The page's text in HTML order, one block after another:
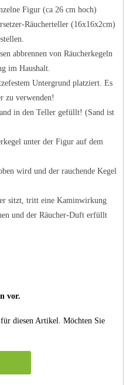
Figur (ca 26 cm hoch)
Räucherteller (16x16x2cm)
abbrennen von Räucherkegeln
im Haushalt.
Untergrund platziert. Es
zu verwenden!
in den Teller gefüllt! (Sand ist
unter der Figur auf dem
wird und der rauchende Kegel
sitzt, tritt eine Kaminwirkung
und der Räucher-Duft erfüllt
vor.
diesen Artikel. Möchten Sie